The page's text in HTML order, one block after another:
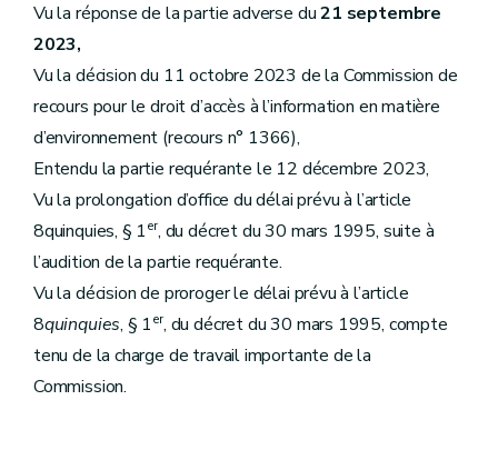
Vu la réponse de la partie adverse du21 septembre
2023,
Vu la décision du 11 octobre 2023 de la Commission de
recours pour le droit d’accès à l’information en matière
d’environnement (recours n° 1366),
Entendu la partie requérante le 12 décembre 2023,
Vu la prolongation d’office du délai prévu à l’article
8quinquies, § 1er, du décret du 30 mars 1995, suite à
l’audition de la partie requérante.
Vu la décision de proroger le délai prévu à l’article
8quinquies, § 1er, du décret du 30 mars 1995, compte
tenu de la charge de travail importante de la
Commission.